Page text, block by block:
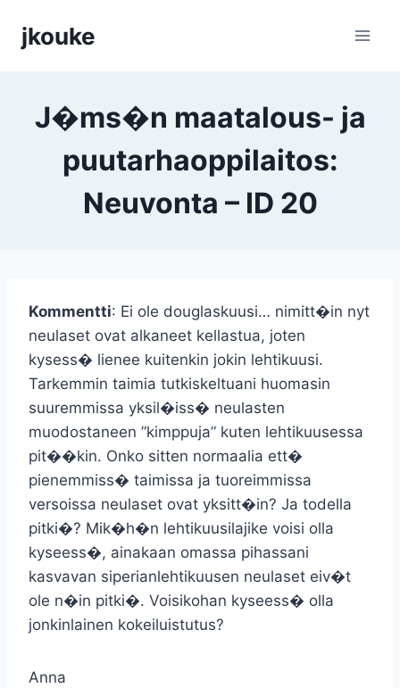
sisältöön
jkouke
J�ms�n maatalous- ja
puutarhaoppilaitos:
Neuvonta – ID 20
Kommentti: Ei ole douglaskuusi… nimitt�in nyt
neulaset ovat alkaneet kellastua, joten
kysess� lienee kuitenkin jokin lehtikuusi.
Tarkemmin taimia tutkiskeltuani huomasin
suuremmissa yksil�iss� neulasten
muodostaneen ”kimppuja” kuten lehtikuusessa
pit��kin. Onko sitten normaalia ett�
pienemmiss� taimissa ja tuoreimmissa
versoissa neulaset ovat yksitt�in? Ja todella
pitki�? Mik�h�n lehtikuusilajike voisi olla
kyseess�, ainakaan omassa pihassani
kasvavan siperianlehtikuusen neulaset eiv�t
ole n�in pitki�. Voisikohan kyseess� olla
jonkinlainen kokeiluistutus?
Anna